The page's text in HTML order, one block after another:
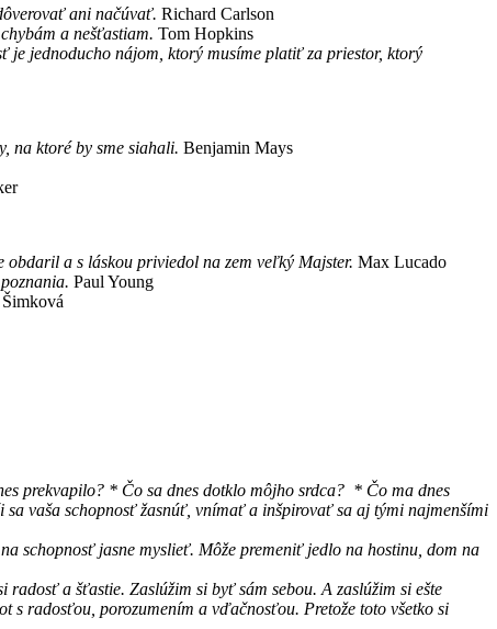
ani načúvať. Richard Carlson
a nešťastiam. Tom Hopkins
je jednoducho nájom, ktorý musíme platiť za priestor, ktorý
na ktoré by sme siahali. Benjamin Mays
obdaril a s láskou priviedol na zem veľký Majster. Max Lucado
Paul Young
Šimková
prekvapilo? * Čo sa dnes dotklo môjho srdca? * Čo ma dnes
vaša schopnosť žasnúť, vnímať a inšpirovať sa aj tými najmenšími
schopnosť jasne myslieť. Môže premeniť jedlo na hostinu, dom na
a šťastie. Zaslúžim si byť sám sebou. A zaslúžim si ešte
s radosťou, porozumením a vďačnosťou. Pretože toto všetko si